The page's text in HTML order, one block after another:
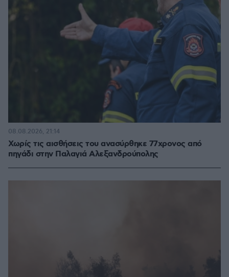
Χωρίς τις αισθήσεις του ανασύρθηκε 77χρονος από
πηγάδι στην Παλαγιά Αλεξανδρούπολης
08.08.2026, 21:14